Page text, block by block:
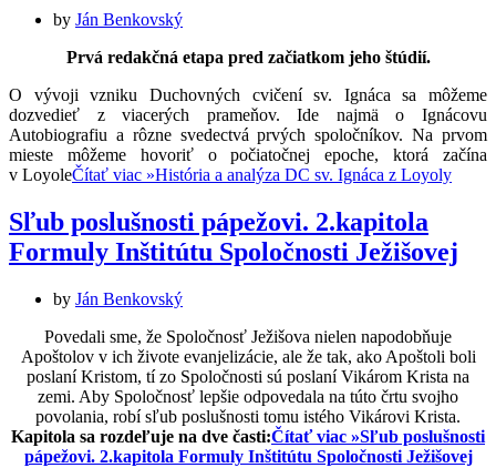
by Ján Benkovský
Prvá redakčná etapa pred začiatkom jeho štúdií.
O vývoji vzniku Duchovných cvičení sv. Ignáca sa môžeme
dozvedieť z viacerých prameňov. Ide najmä o Ignácovu
Autobiografiu a rôzne svedectvá prvých spoločníkov. Na prvom
mieste môžeme hovoriť o počiatočnej epoche, ktorá začína
v LoyoleČítať viac »História a analýza DC sv. Ignáca z Loyoly
Sľub poslušnosti pápežovi. 2.kapitola
Formuly Inštitútu Spoločnosti Ježišovej
by Ján Benkovský
Povedali sme, že Spoločnosť Ježišova nielen napodobňuje
Apoštolov v ich živote evanjelizácie, ale že tak, ako Apoštoli boli
poslaní Kristom, tí zo Spoločnosti sú poslaní Vikárom Krista na
zemi. Aby Spoločnosť lepšie odpovedala na túto črtu svojho
povolania, robí sľub poslušnosti tomu istého Vikárovi Krista.
Kapitola sa rozdeľuje na dve časti:Čítať viac »Sľub poslušnosti
pápežovi. 2.kapitola Formuly Inštitútu Spoločnosti Ježišovej